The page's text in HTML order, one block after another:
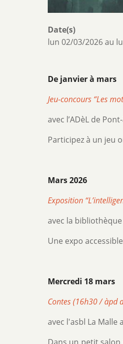
Date(s)
lun 02/03/2026au
De janvier à mars
Jeu-concours “Les
avec l’ADèL de
Participez à un jeu
Mars 2026
Exposition
avec la
Une expo
Mercredi 18 mars
Contes (16h30 / àpd
avec l'asbl La Malle